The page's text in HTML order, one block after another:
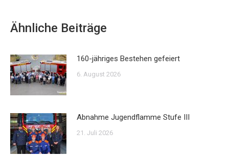
Ähnliche Beiträge
160-jähriges Bestehen gefeiert
6. August 2026
Abnahme Jugendflamme Stufe III
21. Juli 2026